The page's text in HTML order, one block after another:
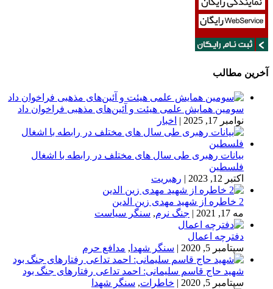
آخرین مطالب
سومین همایش علمی هیئت و آئین‌های مذهبی فراخوان داد
نوامبر 17, 2025
| اخبار
بیانات رهبری طی سال های مختلف در رابطه با اشغال
فلسطین
اکتبر 12, 2023
| رهبریت
2 خاطره از شهید مهدی زین الدین
مه 17, 2021
| جنگ نرم, سنگر سیاست
دفترچه اعمال
سپتامبر 5, 2020
| سنگر شهدا , مدافع حرم
شهید حاج قاسم سلیمانی: احمد تداعی رفتارهای جنگ بود
سپتامبر 5, 2020
| خاطرات, سنگر شهدا